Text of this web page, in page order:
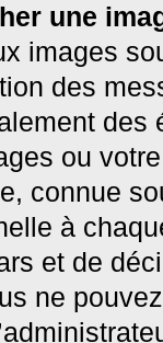
une
images
des
ou
connue
à
et de
ne